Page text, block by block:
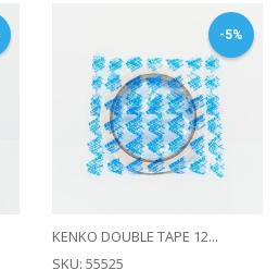
-5%
KENKO DOUBLE TAPE 12...
SKU: 55525